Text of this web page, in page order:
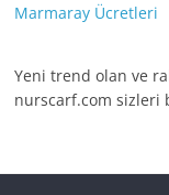
Marmaray Ücretleri
Yeni trend olan ve
nurscarf.com sizleri